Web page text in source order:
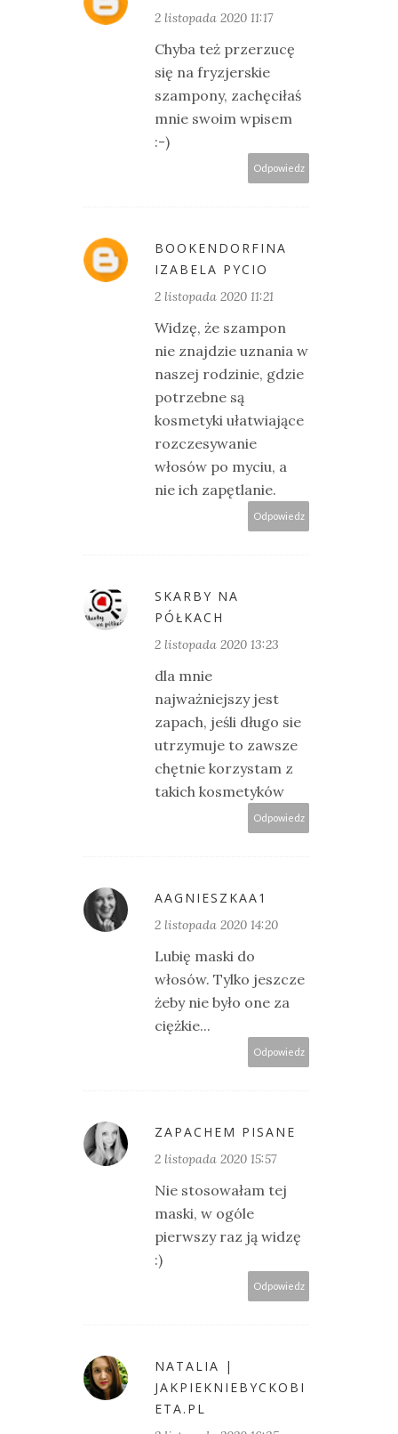
2 listopada 2020 11:17
Chyba też przerzucę
się na fryzjerskie
szampony, zachęciłaś
mnie swoim wpisem
:-)
Odpowiedz
BOOKENDORFINA
IZABELA PYCIO
2 listopada 2020 11:21
Widzę, że szampon
nie znajdzie uznania w
naszej rodzinie, gdzie
potrzebne są
kosmetyki ułatwiające
rozczesywanie
włosów po myciu, a
nie ich zapętlanie.
Odpowiedz
SKARBY NA
PÓŁKACH
2 listopada 2020 13:23
dla mnie
najważniejszy jest
zapach, jeśli długo sie
utrzymuje to zawsze
chętnie korzystam z
takich kosmetyków
Odpowiedz
AAGNIESZKAA1
2 listopada 2020 14:20
Lubię maski do
włosów. Tylko jeszcze
żeby nie było one za
ciężkie...
Odpowiedz
ZAPACHEM PISANE
2 listopada 2020 15:57
Nie stosowałam tej
maski, w ogóle
pierwszy raz ją widzę
:)
Odpowiedz
NATALIA |
JAKPIEKNIEBYCKOBI
ETA.PL